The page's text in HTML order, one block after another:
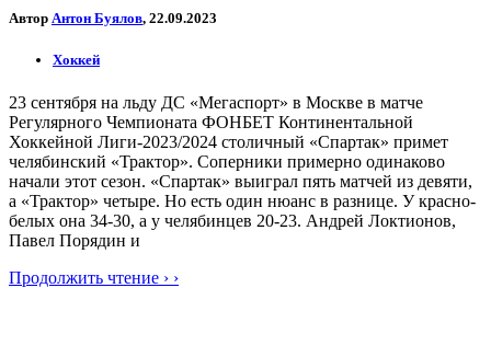
Автор Антон Буялов, 22.09.2023
Хоккей
23 сентября на льду ДС «Мегаспорт» в Москве в матче
Регулярного Чемпионата ФОНБЕТ Континентальной
Хоккейной Лиги-2023/2024 столичный «Спартак» примет
челябинский «Трактор». Соперники примерно одинаково
начали этот сезон. «Спартак» выиграл пять матчей из девяти,
а «Трактор» четыре. Но есть один нюанс в разнице. У красно-
белых она 34-30, а у челябинцев 20-23. Андрей Локтионов,
Павел Порядин и
Продолжить чтение › ›